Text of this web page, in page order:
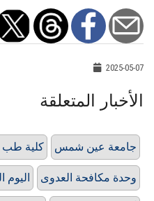
2025-05-07
الأخبار المتعلقة
كلية طب جامعة عين شمس
اليوم وحدة مكافحة العدوى